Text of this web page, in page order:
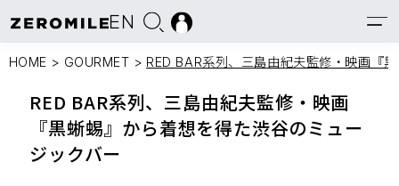
EN
HOME > GOURMET > RED BAR系列、三島由紀夫監修・映画『
RED BAR系列、三島由紀夫監修・映画
『黒蜥蜴』から着想を得た渋谷のミュー
ジックバー